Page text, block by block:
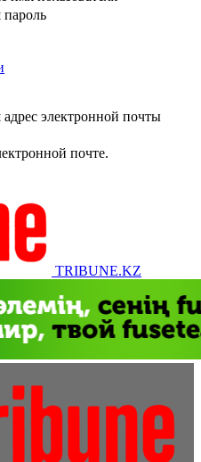
электронной почты
почте.
TRIBUNE.KZ